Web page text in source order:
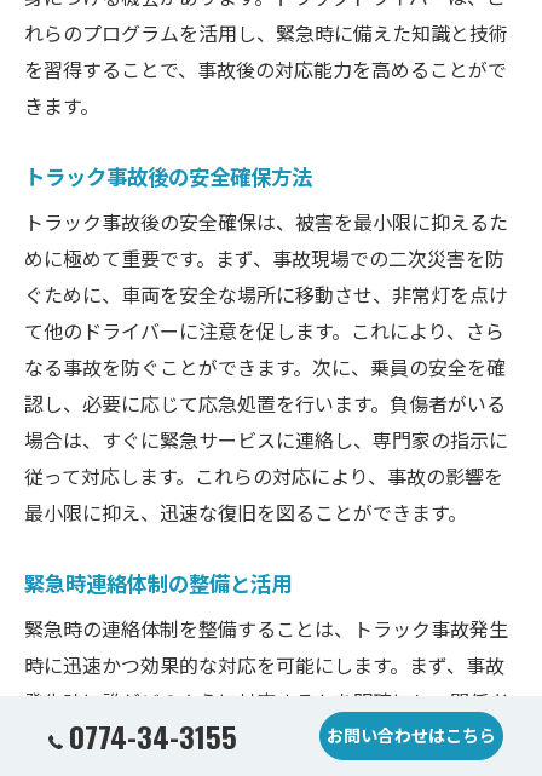
れらのプログラムを活用し、緊急時に備えた知識と技術
を習得することで、事故後の対応能力を高めることがで
きます。
トラック事故後の安全確保方法
トラック事故後の安全確保は、被害を最小限に抑えるた
めに極めて重要です。まず、事故現場での二次災害を防
ぐために、車両を安全な場所に移動させ、非常灯を点け
て他のドライバーに注意を促します。これにより、さら
なる事故を防ぐことができます。次に、乗員の安全を確
認し、必要に応じて応急処置を行います。負傷者がいる
場合は、すぐに緊急サービスに連絡し、専門家の指示に
従って対応します。これらの対応により、事故の影響を
最小限に抑え、迅速な復旧を図ることができます。
緊急時連絡体制の整備と活用
緊急時の連絡体制を整備することは、トラック事故発生
時に迅速かつ効果的な対応を可能にします。まず、事故
発生時に誰がどのように対応するかを明確にし、関係者
全員がその手順を理解していることが重要です。例え
0774-34-3155 お問い合わせはこちら